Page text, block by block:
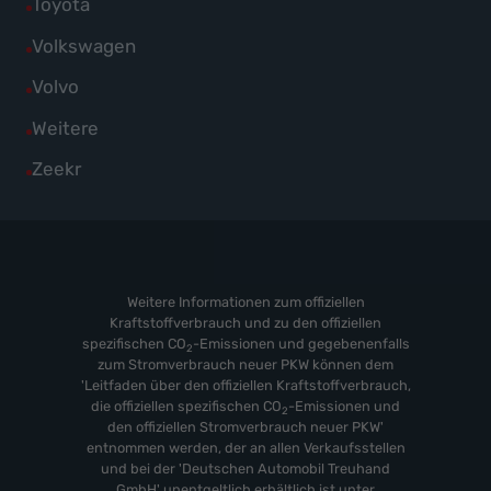
anzeigen
Skoda
anzeigen
Suzuki
anzeigen
Toyota
Alle
Fahrzeuge
Toyota
anzeigen
Volkswagen
Alle
Fahrzeuge
Volkswagen
anzeigen
Volvo
Alle
Fahrzeuge
Volvo
Weitere
Alle
Fahrzeuge
Zeekr
Alle
Weitere Informationen zum offiziellen
Kraftstoffverbrauch und zu den offiziellen
spezifischen CO2-Emissionen und gegebenenfalls
zum Stromverbrauch neuer PKW können dem
'Leitfaden über den offiziellen Kraftstoffverbrauch,
die offiziellen spezifischen CO2-Emissionen und
den offiziellen Stromverbrauch neuer PKW'
entnommen werden, der an allen Verkaufsstellen
und bei der 'Deutschen Automobil Treuhand